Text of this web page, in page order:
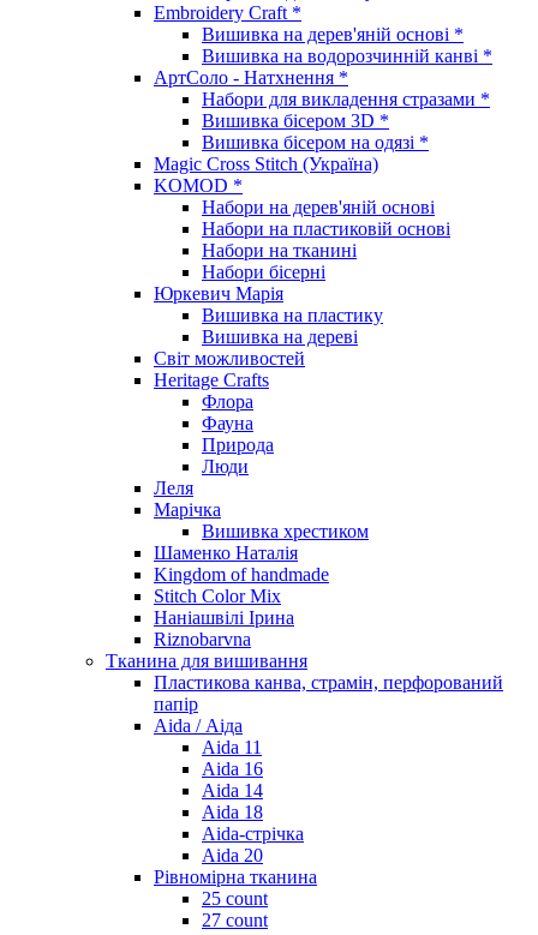
Embroidery Craft *
Вишивка на дерев'яній основі *
Вишивка на водорозчинній канві *
АртСоло - Натхнення *
Набори для викладення стразами *
Вишивка бісером 3D *
Вишивка бісером на одязі *
Magic Cross Stitch (Україна)
KOMOD *
Набори на дерев'яній основі
Набори на пластиковій основі
Набори на тканині
Набори бісерні
Юркевич Марія
Вишивка на пластику
Вишивка на дереві
Світ можливостей
Heritage Crafts
Флора
Фауна
Природа
Люди
Леля
Марічка
Вишивка хрестиком
Шаменко Наталія
Kingdom of handmade
Stitch Color Mix
Наніашвілі Ірина
Riznobarvna
Тканина для вишивання
Пластикова канва, страмін, перфорований
папір
Aida / Аіда
Aida 11
Aida 16
Aida 14
Aida 18
Aida-стрічка
Aida 20
Рівномірна тканина
25 count
27 count